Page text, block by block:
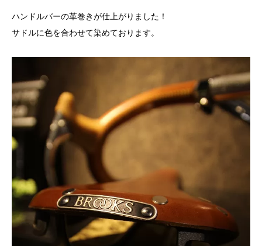
ハンドルバーの革巻きが仕上がりました！
サドルに色を合わせて染めております。